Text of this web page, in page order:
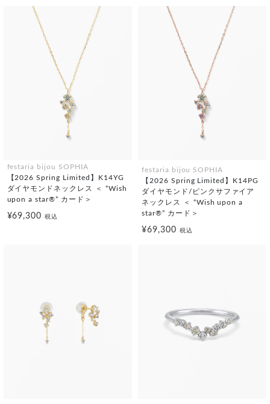
festaria bijou SOPHIA
【2026 Spring Limited】K14YG
ダイヤモンドネックレス ＜ “Wish
upon a star®” カード＞
¥69,300税込
festaria bijou SOPHIA
【2026 Spring Limited】K14PG
ダイヤモンド/ピンクサファイア
ネックレス ＜ “Wish upon a
star®” カード＞
¥69,300 税込